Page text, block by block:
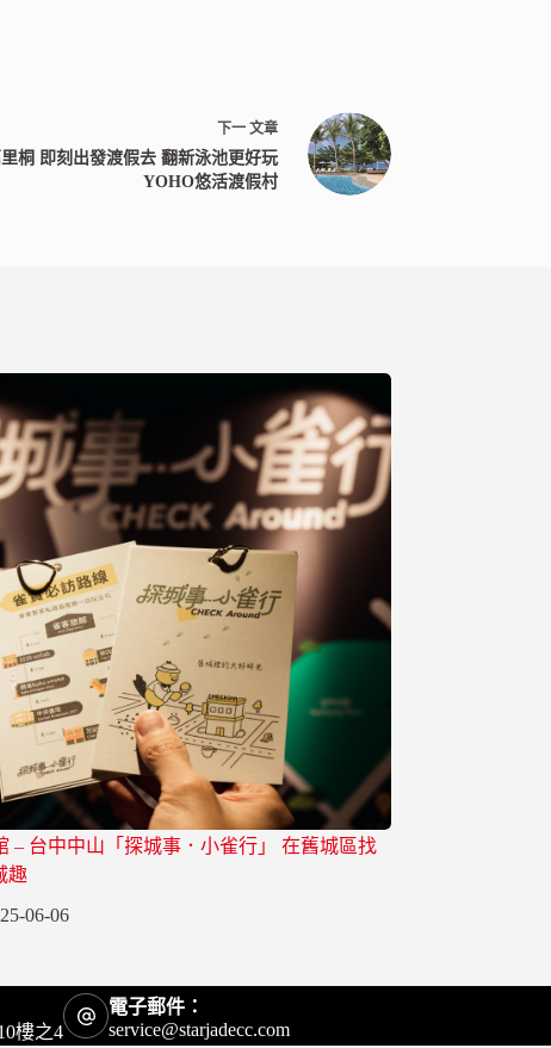
下一 文章
桐 即刻出發渡假去 翻新泳池更好玩
YOHO悠活渡假村
– 台中中山「探城事．小雀行」 在舊城區找
趣
06-06
樓之4
電子郵件：
service@starjadecc.com